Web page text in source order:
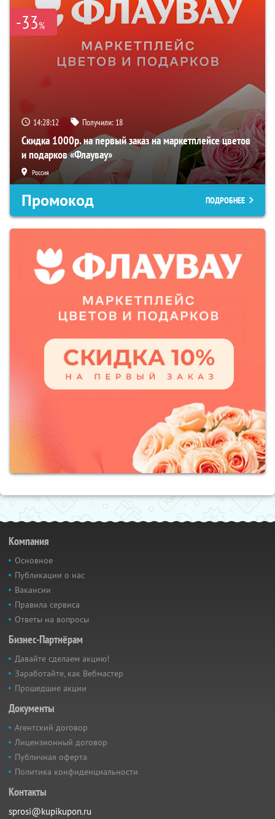
-33%
14:28:11 Получили: 18
Скидка 1000р. на первый заказ на маркетплейсе цветов
и подарков «Флаувау»
Россия
Промокод ПОДРОБНЕЕ
Компания
Основное
Публикации о нас
Вакансии
Правила сервиса
Ответы на вопросы
Бизнес-Партнёрам
Давайте сделаем акцию!
Заработайте, как Вебмастер
Прошедшие акции
Документы
Агентский договор
Лицензионный договор
Публичная оферта
Политика конфиденциальности
Контакты
sprosi@kupikupon.ru